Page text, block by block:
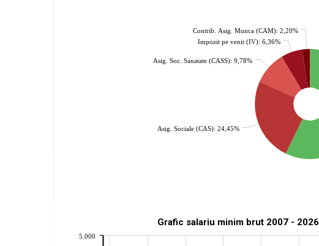
Asig. Sociale (CAS): 24,45%
Asig. Soc. Sanatate (CASS): 9,78%
Impozit pe venit (IV): 6,36%
Contrib. Asig. Munca (CAM): 2,20%
Grafic salariu minim brut 2007 - 2026
5.000